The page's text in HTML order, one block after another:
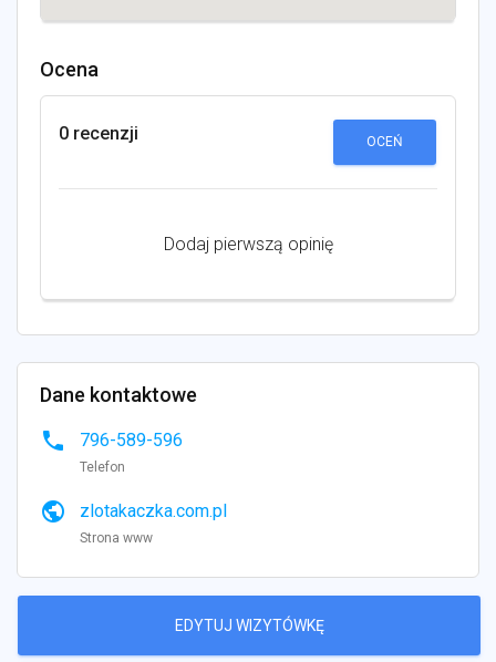
Ocena
0 recenzji OCEŃ
Dodaj pierwszą opinię
Dane kontaktowe
phone 796-589-596
Telefon
public zlotakaczka.com.pl
Strona www
EDYTUJ WIZYTÓWKĘ